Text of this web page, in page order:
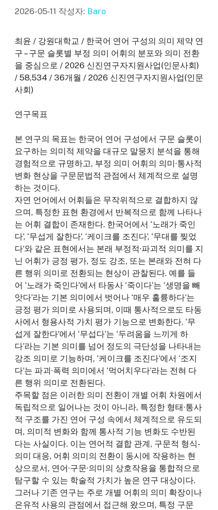
2026-05-11 작성자: Baro
최윤 / 강원대학교 / 한국어 연어 구성의 의미 제약 연
구 – 구문 슬롯별 부정 의미 어휘의 분포와 의미 전환
을 중심으로 / 2026 신진연구자지원사업(인문사회)
/ 58,534 / 36개월 / 2026 신진연구자지원사업(인문
사회)
연구목표
본 연구의 목표는 한국어 연어 구성에서 구문 슬롯이
요구하는 의미적 제약을 대규모 말뭉치 분석을 통해
경험적으로 규명하고, 부정 의미 어휘의 의미·통사적
변화 현상을 구문문법적 관점에서 체계적으로 설명
하는 것이다.
자연 언어에서 어휘들은 무작위적으로 결합하지 않
으며, 특정한 표현 환경에서 반복적으로 함께 나타나
는 어휘 결합이 존재한다. 한국어에서 ‘노래가 죽인
다’, ‘무섭게 잘한다’, ‘케이크를 조진다’, ‘무대를 찢었
다’와 같은 표현에서는 본래 부정적·파괴적 의미를 지
닌 어휘가 긍정 평가, 정도 강조, 또는 본래와 전혀 다
른 행위 의미로 전환되는 현상이 관찰된다. 예를 들
어 ‘노래가 죽인다’에서 타동사 ‘죽이다’는 ‘생명을 빼
앗다’라는 기본 의미에서 벗어나 ‘매우 훌륭하다’는
긍정 평가 의미로 사용되며, 이때 통사적으로도 타동
사에서 형용사적 가치 평가 기능으로 변화한다. ‘무
섭게 잘한다’에서 ‘무섭다’는 ‘두려움을 느끼게 하
다’라는 기본 의미를 넘어 정도의 극단성을 나타내는
강조 의미로 기능하며, ‘케이크를 조진다’에서 ‘조지
다’는 파괴·폭력 의미에서 ‘먹어치우다’라는 전혀 다
른 행위 의미로 전환된다.
주목할 점은 이러한 의미 전환이 개별 어휘 차원에서
독립적으로 일어나는 것이 아니라, 특정한 형태·통사
적 구조를 가진 연어 구성 속에서 체계적으로 유도되
며, 의미적 변화와 함께 통사적 기능 변화도 수반된
다는 사실이다. 이는 연어적 결합 관계, 구문적 형식-
의미 대응, 어휘 의미의 전환이 동시에 작용하는 현
상으로서, 연어·구문·의미의 상호작용을 통합적으로
탐구할 수 있는 학술적 가치가 높은 연구 대상이다.
그러나 기존 연구는 주로 개별 어휘의 의미 확장이나
은유적 사용의 관점에서 접근해 왔으며, 특정 구문